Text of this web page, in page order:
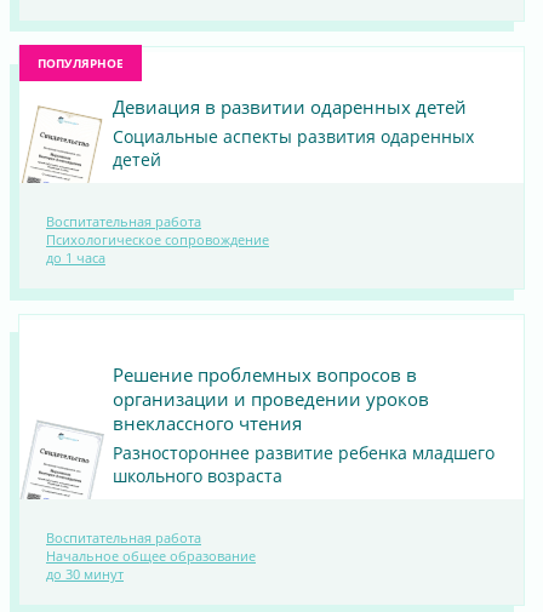
ПОПУЛЯРНОЕ
Девиация в развитии одаренных детей
Социальные аспекты развития одаренных
детей
Воспитательная работа
Психологическое сопровождение
до 1 часа
Решение проблемных вопросов в
организации и проведении уроков
внеклассного чтения
Разностороннее развитие ребенка младшего
школьного возраста
Воспитательная работа
Начальное общее образование
до 30 минут